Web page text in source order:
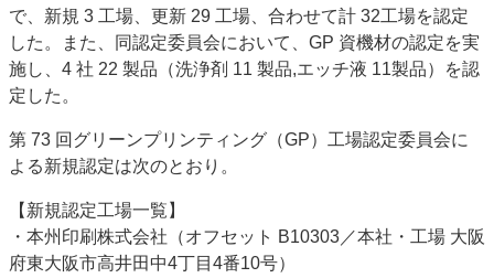
特集記事カテゴリー一覧
2022 見える化・MIS特集
特集・デジタル印刷 アイデアで勝負！ ～多様なビジネス・多彩な商材～
特集・デジタル印刷 ～ 新成長軌道を描く
案内
発刊案内
JFPI印刷用語集 印刷機材年鑑
で、新規 3 工場、更新 29 工場、合わせて計 32工場を認定
した。また、同認定委員会において、GP 資機材の認定を実
施し、4 社 22 製品（洗浄剤 11 製品,エッチ液 11製品）を認
定した。
第 73 回グリーンプリンティング（GP）工場認定委員会に
よる新規認定は次のとおり。
【新規認定工場一覧】
・本州印刷株式会社（オフセット B10303／本社・工場 大阪
府東大阪市高井田中4丁目4番10号）